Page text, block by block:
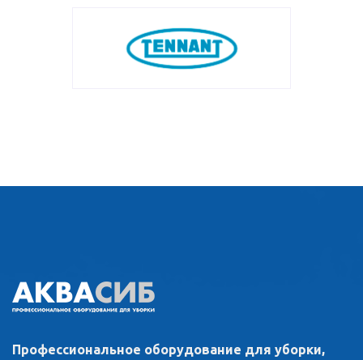
Профессиональное оборудование для уборки,